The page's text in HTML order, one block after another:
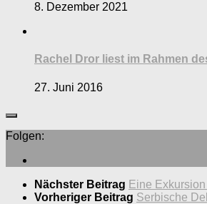
8. Dezember 2021
Rachel Dror liest im Rahmen
27. Juni 2016
Folgen:
Nächster Beitrag Eine
Vorheriger Beitrag Serbische